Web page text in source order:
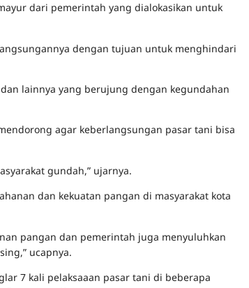
dari pemerintah yang dialokasikan untuk
dengan tujuan untuk menghindari
lainnya yang berujung dengan kegundahan
agar keberlangsungan pasar tani bisa
gundah,” ujarnya.
dan kekuatan pangan di masyarakat kota
pangan dan pemerintah juga menyuluhkan
ucapnya.
7 kali pelaksaaan pasar tani di beberapa